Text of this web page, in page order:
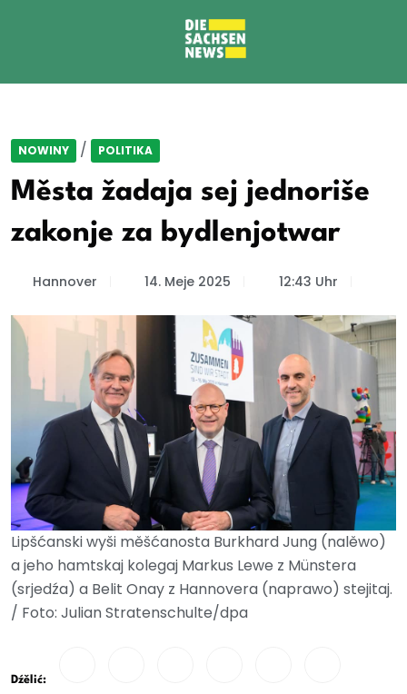
NOWINY / POLITIKA
Města žadaja sej jednoriše
zakonje za bydlenjotwar
Hannover 14. Meje 2025 12:43 Uhr
Lipšćanski wyši měšćanosta Burkhard Jung (nalěwo)
a jeho hamtskaj kolegaj Markus Lewe z Münstera
(srjedźa) a Belit Onay z Hannovera (naprawo) stejitaj.
/ Foto: Julian Stratenschulte/dpa
Dźělić: